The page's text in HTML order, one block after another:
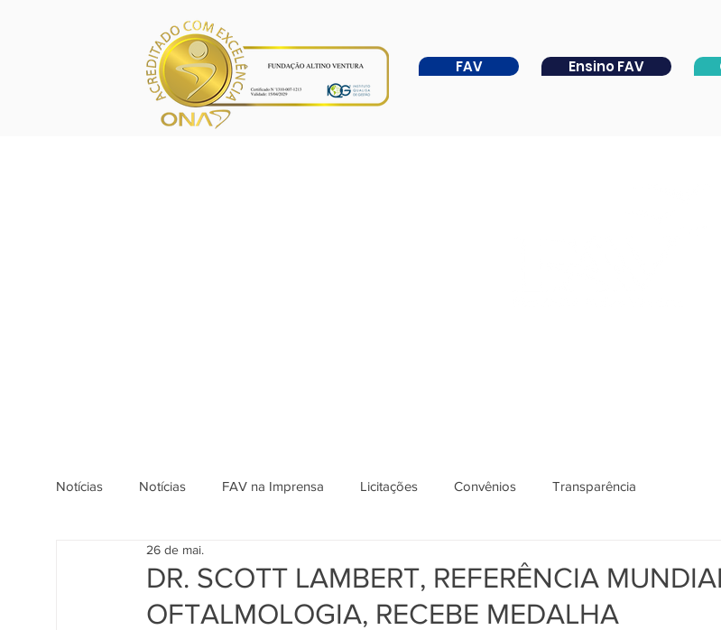
FAV Ensino FAV
Notícias Notícias FAV na Imprensa Licitações Convênios Transparência
DR. SCOTT LAMBERT, REFERÊNCIA
OFTALMOLOGIA, RECEBE MEDALHA
26 de mai.